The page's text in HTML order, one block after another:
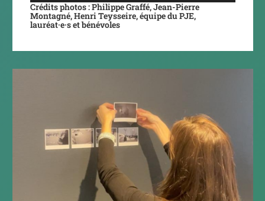
Crédits photos :Philippe Graffé, Jean-Pierre
Montagné, Henri Teysseire, équipe du PJE,
lauréat·e·s et bénévoles